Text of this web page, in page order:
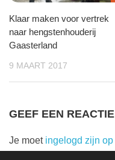
Klaar maken voor vertrek
naar hengstenhouderij
Gaasterland
9 MAART 2017
GEEF EEN REACTIE
Je moet ingelogd zijn op